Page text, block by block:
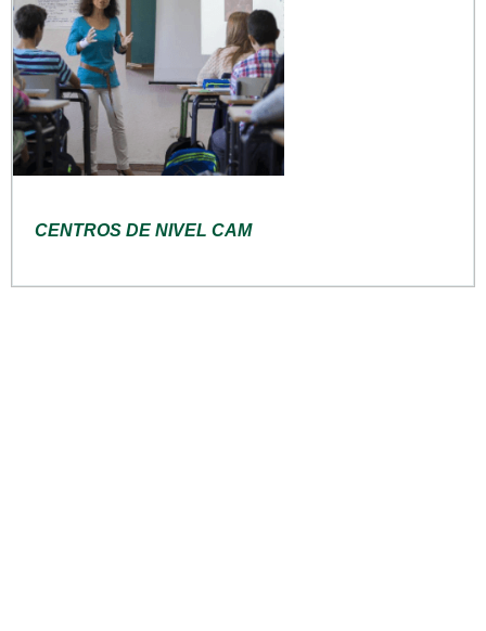
CENTROS DE NIVEL CAM